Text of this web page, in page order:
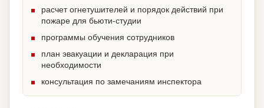
расчет огнетушителей и порядок действий при
пожаре для бьюти-студии
программы обучения сотрудников
план эвакуации и декларация при
необходимости
консультация по замечаниям инспектора